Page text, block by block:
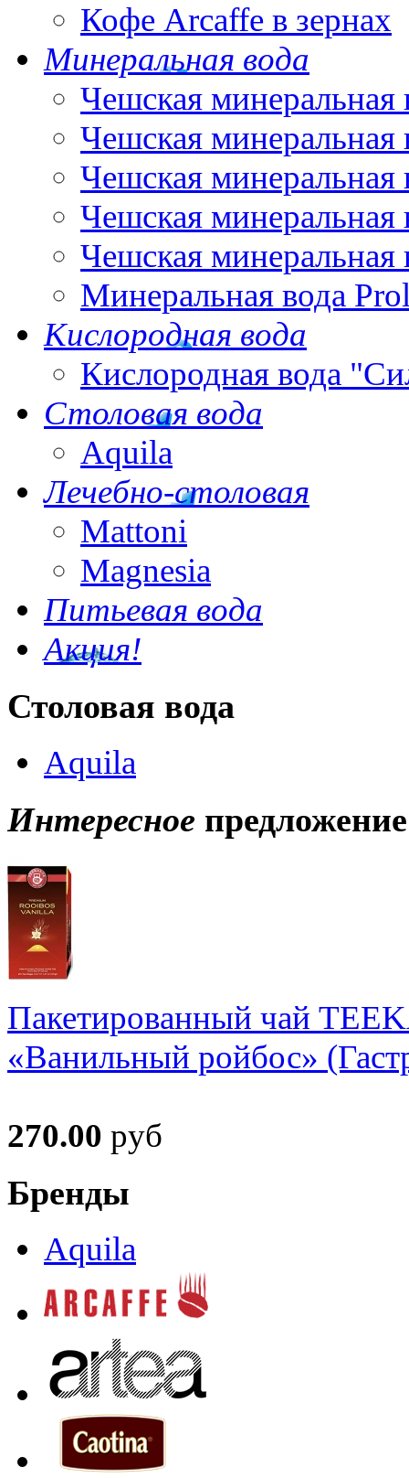
Кофе Arcaffe в зернах
Минеральная вода
Чешская минеральная
Чешская минеральная
Чешская минеральная
Чешская минеральная
Чешская минеральная
Минеральная вода
Кислородная вода
Кислородная вода
Столовая вода
Aquila
Лечебно-столовая
Mattoni
Magnesia
Питьевая вода
Акция!
Столовая вода
Aquila
Интересное предложение
Пакетированный чай
«Ванильный ройбос»
270.00 руб
Бренды
Aquila